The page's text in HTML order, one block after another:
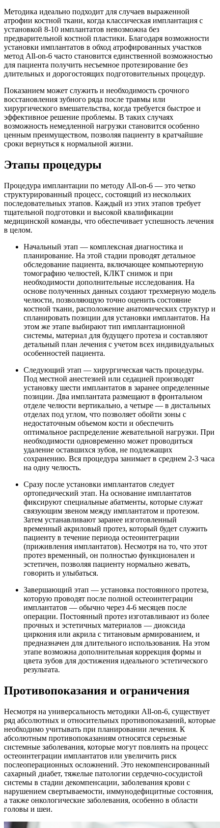
Методика идеально подходит для случаев выраженной
атрофии костной ткани, когда классическая имплантация с
установкой 8-10 имплантатов невозможна без
предварительной костной пластики. Благодаря возможности
установки имплантатов в обход атрофированных участков
метод All-on-6 часто становится единственной возможностью
для пациента получить несъемное протезирование без
длительных и дорогостоящих подготовительных процедур.
Показанием может служить и необходимость срочного
восстановления зубного ряда после травмы или
хирургического вмешательства, когда требуется быстрое и
эффективное решение проблемы. В таких случаях
возможность немедленной нагрузки становится особенно
ценным преимуществом, позволяя пациенту в кратчайшие
сроки вернуться к нормальной жизни.
Этапы процедуры
Процедура имплантации по методу All-on-6 — это четко
структурированный процесс, состоящий из нескольких
последовательных этапов. Каждый из этих этапов требует
тщательной подготовки и высокой квалификации
медицинской команды, что обеспечивает успешность лечения
в целом.
Начальный этап — комплексная диагностика и
планирование. На этой стадии проводят детальное
обследование пациента, включающее компьютерную
томографию челюстей, КЛКТ снимок и при
необходимости дополнительные исследования. На
основе полученных данных создают трехмерную модель
челюсти, позволяющую точно оценить состояние
костной ткани, расположение анатомических структур и
спланировать позиции для установки имплантатов. На
этом же этапе выбирают тип имплантационной
системы, материал для будущего протеза и составляют
детальный план лечения с учетом всех индивидуальных
особенностей пациента.
Следующий этап — хирургическая часть процедуры.
Под местной анестезией или седацией производят
установку шести имплантатов в заранее определенные
позиции. Два имплантата размещают в фронтальном
отделе челюсти вертикально, а четыре — в дистальных
отделах под углом, что позволяет обойти зоны с
недостаточным объемом кости и обеспечить
оптимальное распределение жевательной нагрузки. При
необходимости одновременно может проводиться
удаление оставшихся зубов, не подлежащих
сохранению. Вся процедура занимает в среднем 2-3 часа
на одну челюсть.
Сразу после установки имплантатов следует
ортопедический этап. На основание имплантатов
фиксируют специальные абатменты, которые служат
связующим звеном между имплантатом и протезом.
Затем устанавливают заранее изготовленный
временный акриловый протез, который будет служить
пациенту в течение периода остеоинтеграции
(приживления имплантатов). Несмотря на то, что этот
протез временный, он полностью функционален и
эстетичен, позволяя пациенту нормально жевать,
говорить и улыбаться.
Завершающий этап — установка постоянного протеза,
которую проводят после полной остеоинтеграции
имплантатов — обычно через 4-6 месяцев после
операции. Постоянный протез изготавливают из более
прочных и эстетичных материалов — диоксида
циркония или акрила с титановым армированием, и
предназначен для длительного использования. На этом
этапе возможна дополнительная коррекция формы и
цвета зубов для достижения идеального эстетического
результата.
Противопоказания и ограничения
Несмотря на универсальность методики All-on-6, существует
ряд абсолютных и относительных противопоказаний, которые
необходимо учитывать при планировании лечения. К
абсолютным противопоказаниям относятся серьезные
системные заболевания, которые могут повлиять на процесс
остеоинтеграции имплантатов или увеличить риск
послеоперационных осложнений. Это некомпенсированный
сахарный диабет, тяжелые патологии сердечно-сосудистой
системы в стадии декомпенсации, заболевания крови с
нарушением свертываемости, иммунодефицитные состояния,
а также онкологические заболевания, особенно в области
головы и шеи.